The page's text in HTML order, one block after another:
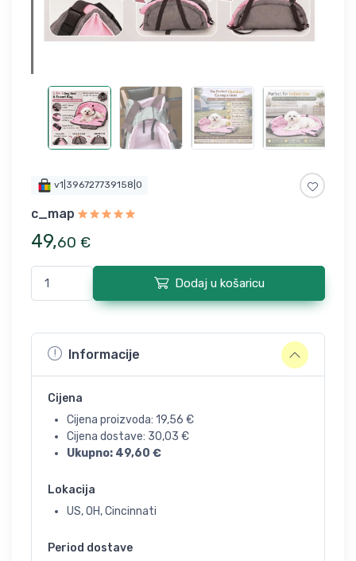
v1|396727739158|0
c_map
49,60 €
Dodaj u košaricu
Informacije
Cijena
Cijena proizvoda: 19,56 €
Cijena dostave: 30,03 €
Ukupno: 49,60 €
Lokacija
US, OH, Cincinnati
Period dostave